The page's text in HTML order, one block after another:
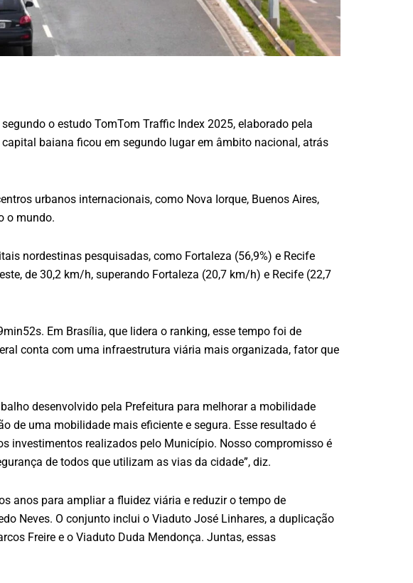
o estudo TomTom Traffic Index 2025, elaborado pela
baiana ficou em segundo lugar em âmbito nacional, atrás
urbanos internacionais, como Nova Iorque, Buenos Aires,
o mundo.
nordestinas pesquisadas, como Fortaleza (56,9%) e Recife
de 30,2 km/h, superando Fortaleza (20,7 km/h) e Recife (22,7
Em Brasília, que lidera o ranking, esse tempo foi de
conta com uma infraestrutura viária mais organizada, fator que
desenvolvido pela Prefeitura para melhorar a mobilidade
de uma mobilidade mais eficiente e segura. Esse resultado é
investimentos realizados pelo Município. Nosso compromisso é
de todos que utilizam as vias da cidade”, diz.
anos para ampliar a fluidez viária e reduzir o tempo de
Neves. O conjunto inclui o Viaduto José Linhares, a duplicação
Freire e o Viaduto Duda Mendonça. Juntas, essas